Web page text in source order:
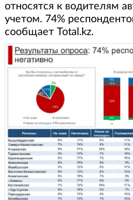
относятся к водителям
учетом. 74%
сообщает Total.kz.